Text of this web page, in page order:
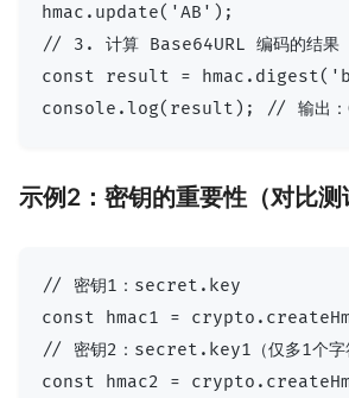
hmac.update('AB');
// 3. 计算 Base64URL 编码的结果
const result =
示例2：密钥的重要性（对比测
// 密钥1：secret.key
const hmac1 =
// 密钥2：secret.key1（仅多1个字
const hmac2 =